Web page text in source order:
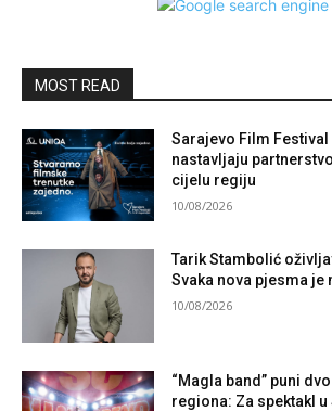
MOST READ
Sarajevo Film Festival
nastavljaju
cijelu regiju
10/08/2026
Tarik Stambolić
Svaka nova pjesma je
10/08/2026
“Magla band” puni
regiona: Za spektakl u